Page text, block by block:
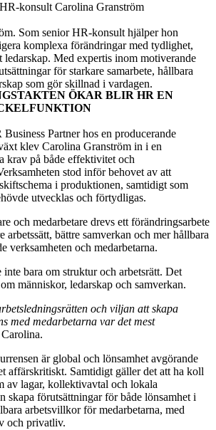
konsult Carolina Granström
Som senior HR-konsult hjälper hon
komplexa förändringar med tydlighet,
Med expertis inom motiverande
för starkare samarbete, hållbara
som gör skillnad i vardagen.
ÖKAR BLIR HR EN
Partner hos en producerande
klev Carolina Granström in i en
krav på både effektivitet och
stod inför behovet av att
i produktionen, samtidigt som
utvecklas och förtydligas.
och medarbetare drevs ett förändringsarbete
arbetssätt, bättre samverkan och mer hållbara
verksamheten och medarbetarna.
bara om struktur och arbetsrätt. Det
människor, ledarskap och samverkan.
och viljan att skapa
med medarbetarna var det mest
är global och lönsamhet avgörande
affärskritiskt. Samtidigt gäller det att ha koll
av lagar, kollektivavtal och lokala
skapa förutsättningar för både lönsamhet i
arbetsvillkor för medarbetarna, med
och privatliv.